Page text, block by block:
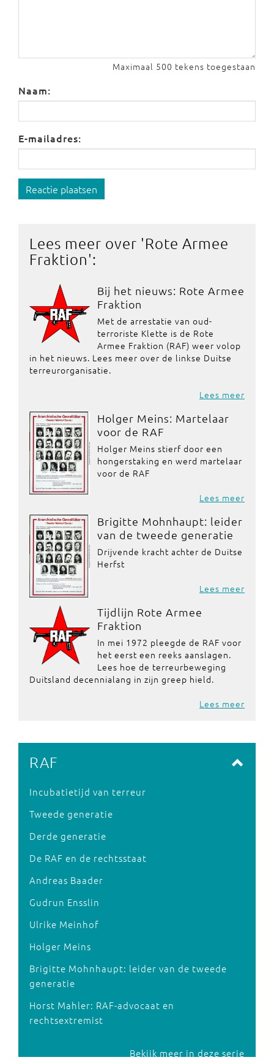
Maximaal 500 tekens toegestaan
Naam:
E-mailadres:
Reactie plaatsen
Lees meer over 'Rote Armee
Fraktion':
Bij het nieuws: Rote Armee
Fraktion
Met de arrestatie van oud-
terroriste Klette is de Rote
Armee Fraktion (RAF) weer volop
in het nieuws. Lees meer over de linkse Duitse
terreurorganisatie.
Lees meer
Holger Meins: Martelaar
voor de RAF
Holger Meins stierf door een
hongerstaking en werd martelaar
voor de RAF
Lees meer
Brigitte Mohnhaupt: leider
van de tweede generatie
Drijvende kracht achter de Duitse
Herfst
Lees meer
Tijdlijn Rote Armee
Fraktion
In mei 1972 pleegde de RAF voor
het eerst een reeks aanslagen.
Lees hoe de terreurbeweging
Duitsland decennialang in zijn greep hield.
Lees meer
RAF
Incubatietijd van terreur
Tweede generatie
Derde generatie
De RAF en de rechtsstaat
Andreas Baader
Gudrun Ensslin
Ulrike Meinhof
Holger Meins
Brigitte Mohnhaupt: leider van de tweede
generatie
Horst Mahler: RAF-advocaat en
rechtsextremist
Bekijk meer in deze serie